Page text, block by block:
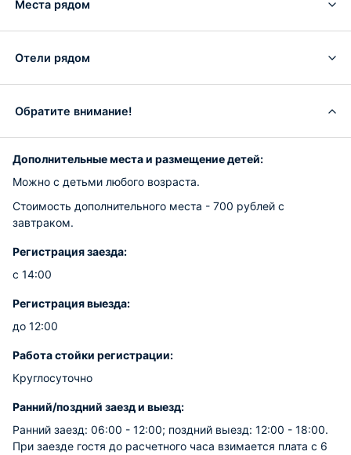
Места рядом
Отели рядом
Обратите внимание!
Дополнительные места и размещение детей:
Можно с детьми любого возраста.
Стоимость дополнительного места - 700 рублей c
завтраком.
Регистрация заезда:
с 14:00
Регистрация выезда:
до 12:00
Работа стойки регистрации:
Круглосуточно
Ранний/поздний заезд и выезд:
Ранний заезд: 06:00 - 12:00; поздний выезд: 12:00 - 18:00.
При заезде гостя до расчетного часа взимается плата с 6